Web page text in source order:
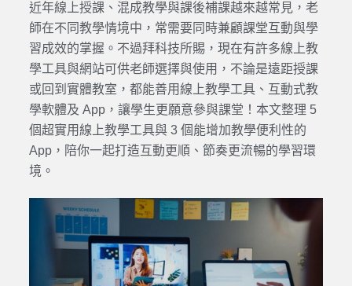
近年線上授課、混成教學與課後補課越來越常見，老
師在不同教學情境中，常需要同時兼顧課堂互動與學
習成效的掌握。不過拜科技所賜，現在有許多線上教
學工具與網站可供老師選擇與使用，不論是遠距授課
或回到實體教室，都能善用線上教學工具、互動式教
學軟體及 App，讓學生更願意參與課堂！本文整理 5
個超實用線上教學工具與 3 個能增加教學便利性的
App，陪你一起打造互動更順、節奏更流暢的學習環
境。